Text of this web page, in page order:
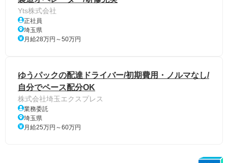
Yts株式会社
正社員
埼玉県
月給28万円～50万円
ゆうパックの配達ドライバー/初期費用・ノルマなし/
自分でペース配分OK
株式会社埼玉エクスプレス
業務委託
埼玉県
月給25万円～60万円